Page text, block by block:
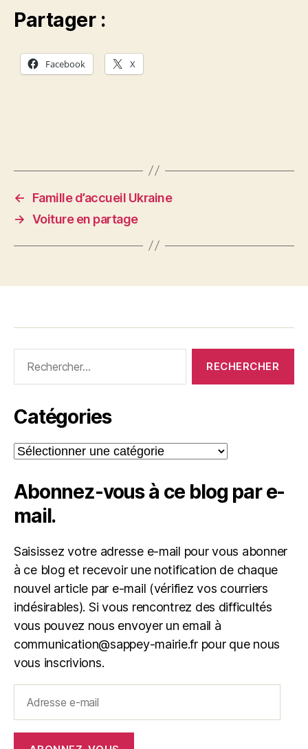
Partager :
Facebook X
←
Famille d’accueil Ukraine
→ Voiture en partage
Catégories
Catégories
Abonnez-vous à ce blog par e-
mail.
Saisissez votre adresse e-mail pour vous abonner
à ce blog et recevoir une notification de chaque
nouvel article par e-mail (vérifiez vos courriers
indésirables). Si vous rencontrez des difficultés
vous pouvez nous envoyer un email à
communication@sappey-mairie.fr pour que nous
vous inscrivions.
mail